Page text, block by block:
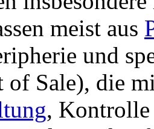
meist aus
und
of Sale), die
,